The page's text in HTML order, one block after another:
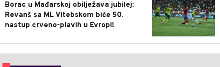
Borac u Mađarskoj obilježava jubilej:
Revanš sa ML Vitebskom biće 50.
nastup crveno-plavih u Evropi!